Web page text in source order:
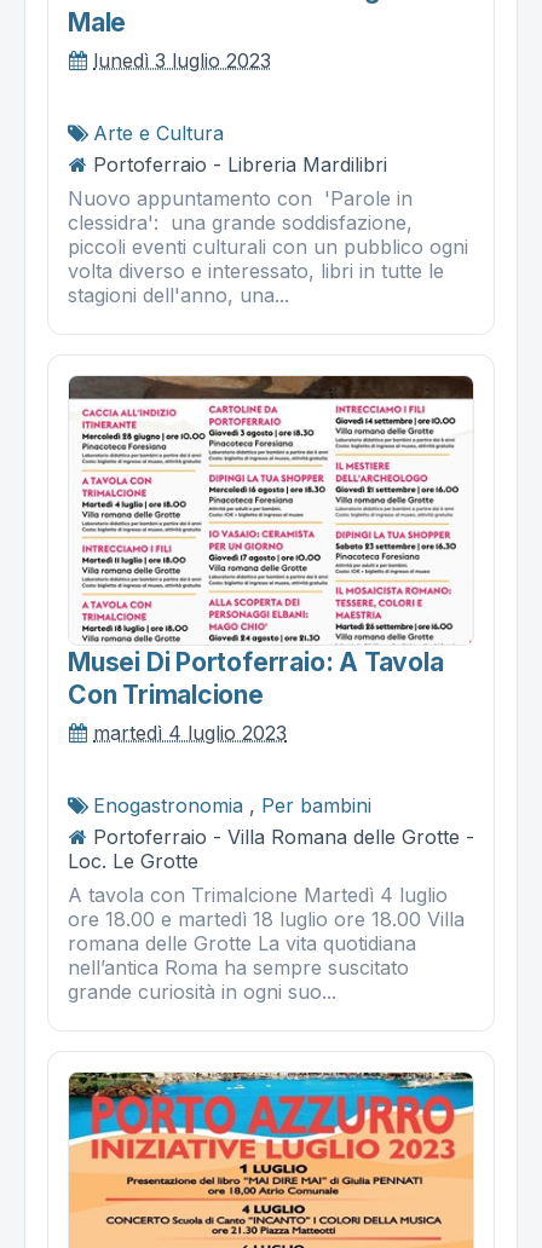
Male
lunedì 3 luglio 2023
Arte e Cultura
Portoferraio - Libreria Mardilibri
Nuovo appuntamento con 'Parole in
clessidra': una grande soddisfazione,
piccoli eventi culturali con un pubblico ogni
volta diverso e interessato, libri in tutte le
stagioni dell'anno, una...
Musei Di Portoferraio: A Tavola
Con Trimalcione
martedì 4 luglio 2023
Enogastronomia , Per bambini
Portoferraio - Villa Romana delle Grotte -
Loc. Le Grotte
A tavola con Trimalcione Martedì 4 luglio
ore 18.00 e martedì 18 luglio ore 18.00 Villa
romana delle Grotte La vita quotidiana
nell’antica Roma ha sempre suscitato
grande curiosità in ogni suo...